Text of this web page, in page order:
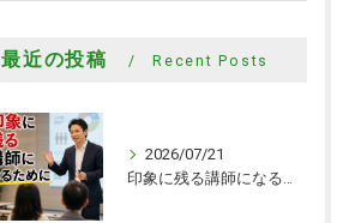
最近の投稿 Recent Posts
2026/07/21